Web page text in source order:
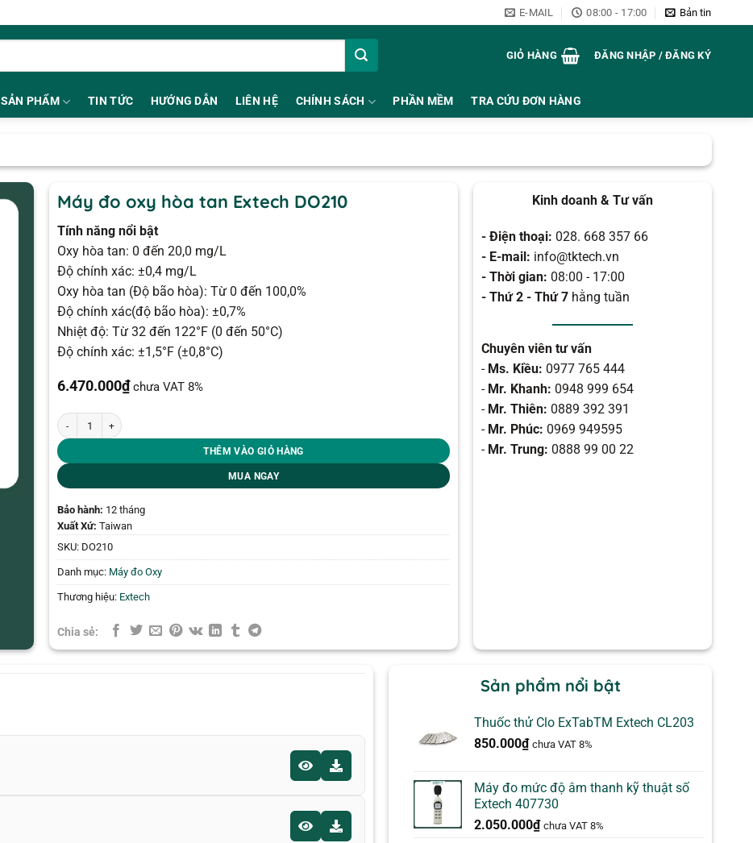
E-MAIL 08:00 - 17:00 Bản tin
GIỎ HÀNG ĐĂNG NHẬP / ĐĂNG KÝ
SẢN PHẨM TIN TỨC HƯỚNG DẪN LIÊN HỆ CHÍNH SÁCH PHẦN MỀM TRA CỨU ĐƠN HÀNG
Máy đo oxy hòa tan Extech DO210
Tính năng nổi bật
Oxy hòa tan: 0 đến 20,0 mg/L
Độ chính xác: ±0,4 mg/L
Oxy hòa tan (Độ bão hòa): Từ 0 đến 100,0%
Độ chính xác(độ bão hòa): ±0,7%
Nhiệt độ: Từ 32 đến 122°F (0 đến 50°C)
Độ chính xác: ±1,5°F (±0,8°C)
6.470.000₫ chưa VAT 8%
Máy đo oxy hòa tan Extech DO210 số lượng
THÊM VÀO GIỎ HÀNG
MUA NGAY
Bảo hành: 12 tháng
Xuất Xứ: Taiwan
SKU: DO210
Danh mục: Máy đo Oxy
Thương hiệu: Extech
Chia sẻ:
Kinh doanh & Tư vấn
- Điện thoại: 028. 668 357 66
- E-mail: info@tktech.vn
- Thời gian: 08:00 - 17:00
- Thứ 2 - Thứ 7 hằng tuần
Chuyên viên tư vấn
- Ms. Kiều: 0977 765 444
- Mr. Khanh: 0948 999 654
- Mr. Thiên: 0889 392 391
- Mr. Phúc: 0969 949595
- Mr. Trung: 0888 99 00 22
Sản phẩm nổi bật
Thuốc thử Clo ExTabTM Extech CL203
850.000₫ chưa VAT 8%
Máy đo mức độ âm thanh kỹ thuật số
Extech 407730
2.050.000₫ chưa VAT 8%